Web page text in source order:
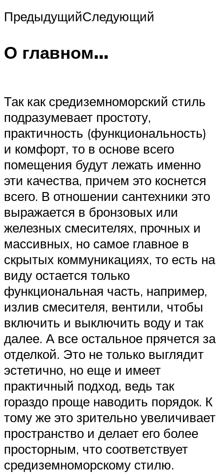
ПредыдущийСледующий
О главном…
Так как средиземноморский стиль
подразумевает простоту,
практичность (функциональность)
и комфорт, то в основе всего
помещения будут лежать именно
эти качества, причем это коснется
всего. В отношении сантехники это
выражается в бронзовых или
железных смесителях, прочных и
массивных, но самое главное в
скрытых коммуникациях, то есть на
виду остается только
функциональная часть, например,
излив смесителя, вентили, чтобы
включить и выключить воду и так
далее. А все остальное прячется за
отделкой. Это не только выглядит
эстетично, но еще и имеет
практичный подход, ведь так
гораздо проще наводить порядок. К
тому же это зрительно увеличивает
пространство и делает его более
просторным, что соответствует
средиземноморскому стилю.